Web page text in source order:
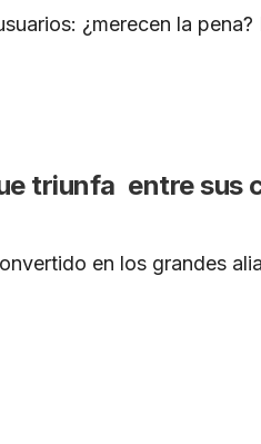
¿merecen la
triunfa entre sus
en los grandes